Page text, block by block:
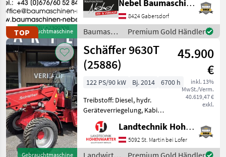
Forsttechnik
2
Futtermittel
1
Alle 8
anzeigen
MARKTPLATZ
Marktplatz Händlerangebote
TOPGebrauchtmaschine
Ankauf von Baumaschinen
ALLER ART. (Minibagger,
Kettenbagger, Ba
Nebel Baumaschinen
8424 Gabersdorf
Baumaschinen
/ Sonstige
Premium Gold Händler
Gebrauchtmaschine
Schäffer 9630T
(25886)
45.900
€
inkl. 13%
MwSt./Verm.
40.619,47 €
exkl.
122 PS/90 kW Bj. 2014
6700 h
Treibstoff: Diesel, hydr.
Geräteverriegelung, Kabine,
Schnellwechselrahmen,
Zusatz-Hydraulikkreis
Teleskop Hoflader Schäffer
9630 T *Eigengewicht ca.8 t
Landtechnik Hohenwarter GmbH
5092 St. Martin bei Lofer
Landwirtsch. Premium Gold Händler